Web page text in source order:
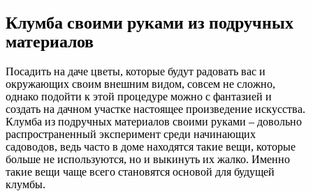
Клумба своими руками из подручных
материалов
Посадить на даче цветы, которые будут радовать вас и
окружающих своим внешним видом, совсем не сложно,
однако подойти к этой процедуре можно с фантазией и
создать на дачном участке настоящее произведение искусства.
Клумба из подручных материалов своими руками – довольно
распространенный эксперимент среди начинающих
садоводов, ведь часто в доме находятся такие вещи, которые
больше не используются, но и выкинуть их жалко. Именно
такие вещи чаще всего становятся основой для будущей
клумбы.